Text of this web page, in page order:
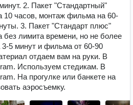
2. Пакет "Стандартный"
10 часов, монтаж фильма на 60-
3. Пакет "Стандарт плюс"
без лимита времени, но не более
5 минут и фильма от 60-90
отдаем вам на руки. В
Используем стедикам. В
На прогулке или банкете на
аэросъемку.